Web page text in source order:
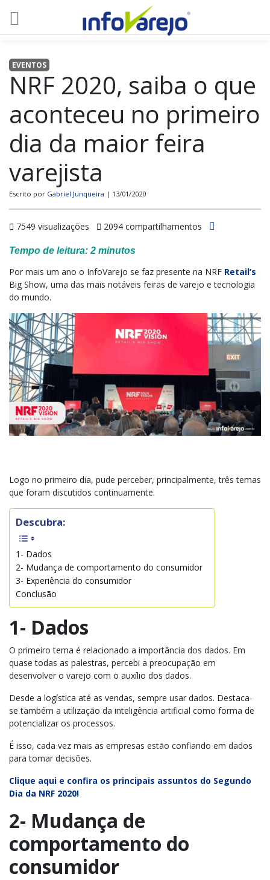
EVENTOS
NRF 2020, saiba o que
aconteceu no primeiro
dia da maior feira
varejista
Escrito por Gabriel Junqueira | 13/01/2020
7549 visualizações 2094 compartilhamentos
Tempo de leitura: 2 minutos
Por mais um ano o InfoVarejo se faz presente na NRF Retail’s
Big Show, uma das mais notáveis feiras de varejo e tecnologia
do mundo.
Logo no primeiro dia, pude perceber, principalmente, três temas
que foram discutidos continuamente.
Descubra:
1- Dados
2- Mudança de comportamento do consumidor
3- Experiência do consumidor
Conclusão
1- Dados
O primeiro tema é relacionado a importância dos dados. Em
quase todas as palestras, percebi a preocupação em
desenvolver o varejo com o auxílio dos dados.
Desde a logística até as vendas, sempre usar dados. Destaca-
se também a utilização da inteligência artificial como forma de
potencializar os processos.
É isso, cada vez mais as empresas estão confiando em dados
para tomar decisões.
Clique aqui e confira os principais assuntos do Segundo
Dia da NRF 2020!
2- Mudança de
comportamento do
consumidor